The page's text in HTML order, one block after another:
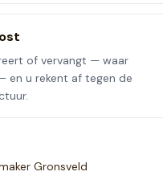
of vervangt — waar
en u rekent af tegen de
Gronsveld